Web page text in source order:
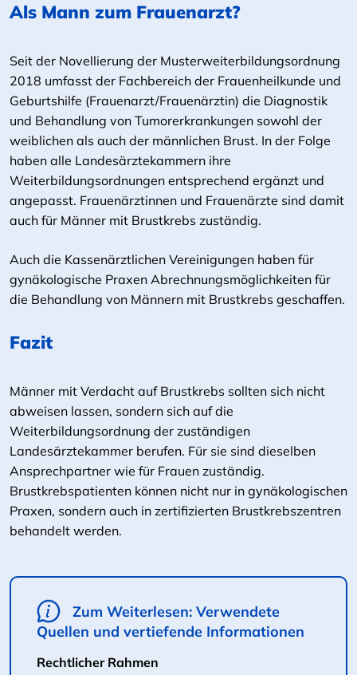
Als Mann zum Frauenarzt?
Seit der Novellierung der Musterweiterbildungsordnung
2018 umfasst der Fachbereich der Frauenheilkunde und
Geburtshilfe (Frauenarzt/Frauenärztin) die Diagnostik
und Behandlung von Tumorerkrankungen sowohl der
weiblichen als auch der männlichen Brust. In der Folge
haben alle Landesärztekammern ihre
Weiterbildungsordnungen entsprechend ergänzt und
angepasst. Frauenärztinnen und Frauenärzte sind damit
auch für Männer mit Brustkrebs zuständig.
Auch die Kassenärztlichen Vereinigungen haben für
gynäkologische Praxen Abrechnungsmöglichkeiten für
die Behandlung von Männern mit Brustkrebs geschaffen.
Fazit
Männer mit Verdacht auf Brustkrebs sollten sich nicht
abweisen lassen, sondern sich auf die
Weiterbildungsordnung der zuständigen
Landesärztekammer berufen. Für sie sind dieselben
Ansprechpartner wie für Frauen zuständig.
Brustkrebspatienten können nicht nur in gynäkologischen
Praxen, sondern auch in zertifizierten Brustkrebszentren
behandelt werden.
Zum Weiterlesen: Verwendete
Quellen und vertiefende Informationen
Rechtlicher Rahmen